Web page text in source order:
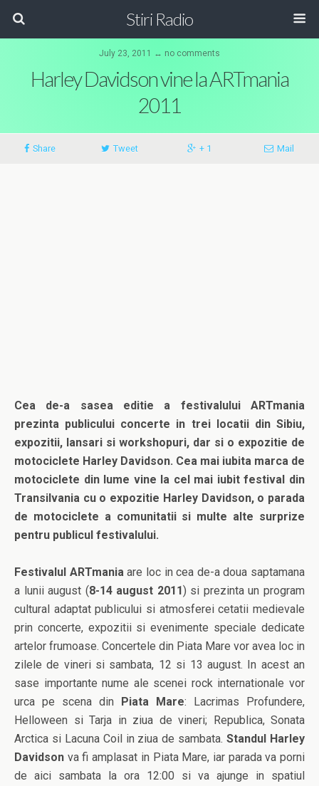
Stiri Radio
July 23, 2011 ↔ no comments
Harley Davidson vine la ARTmania
2011
Share Tweet + 1 Mail
Cea de-a sasea editie a festivalului ARTmania
prezinta publicului concerte in trei locatii din Sibiu,
expozitii, lansari si workshopuri, dar si o expozitie de
motociclete Harley Davidson. Cea mai iubita marca de
motociclete din lume vine la cel mai iubit festival din
Transilvania cu o expozitie Harley Davidson, o parada
de motociclete a comunitatii si multe alte surprize
pentru publicul festivalului.
Festivalul ARTmaniaare loc in cea de-a doua saptamana
a lunii august (8-14 august 2011) si prezinta un program
cultural adaptat publicului si atmosferei cetatii medievale
prin concerte, expozitii si evenimente speciale dedicate
artelor frumoase. Concertele din Piata Mare vor avea loc in
zilele de vineri si sambata, 12 si 13 august. In acest an
sase importante nume ale scenei rock internationale vor
urca pe scena din Piata Mare: Lacrimas Profundere,
Helloween si Tarja in ziua de vineri; Republica, Sonata
Arctica si Lacuna Coil in ziua de sambata.Standul Harley
Davidson va fi amplasat in Piata Mare, iar parada va porni
de aici sambata la ora 12:00 si va ajunge in spatiul